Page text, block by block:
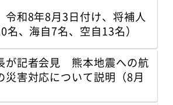
和8年8月3日付け、将補人
名、海自7名、空自13名）
が記者会見 熊本地震への航
災害対応について説明（8月